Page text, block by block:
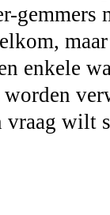
gemmers
enkele
wilt